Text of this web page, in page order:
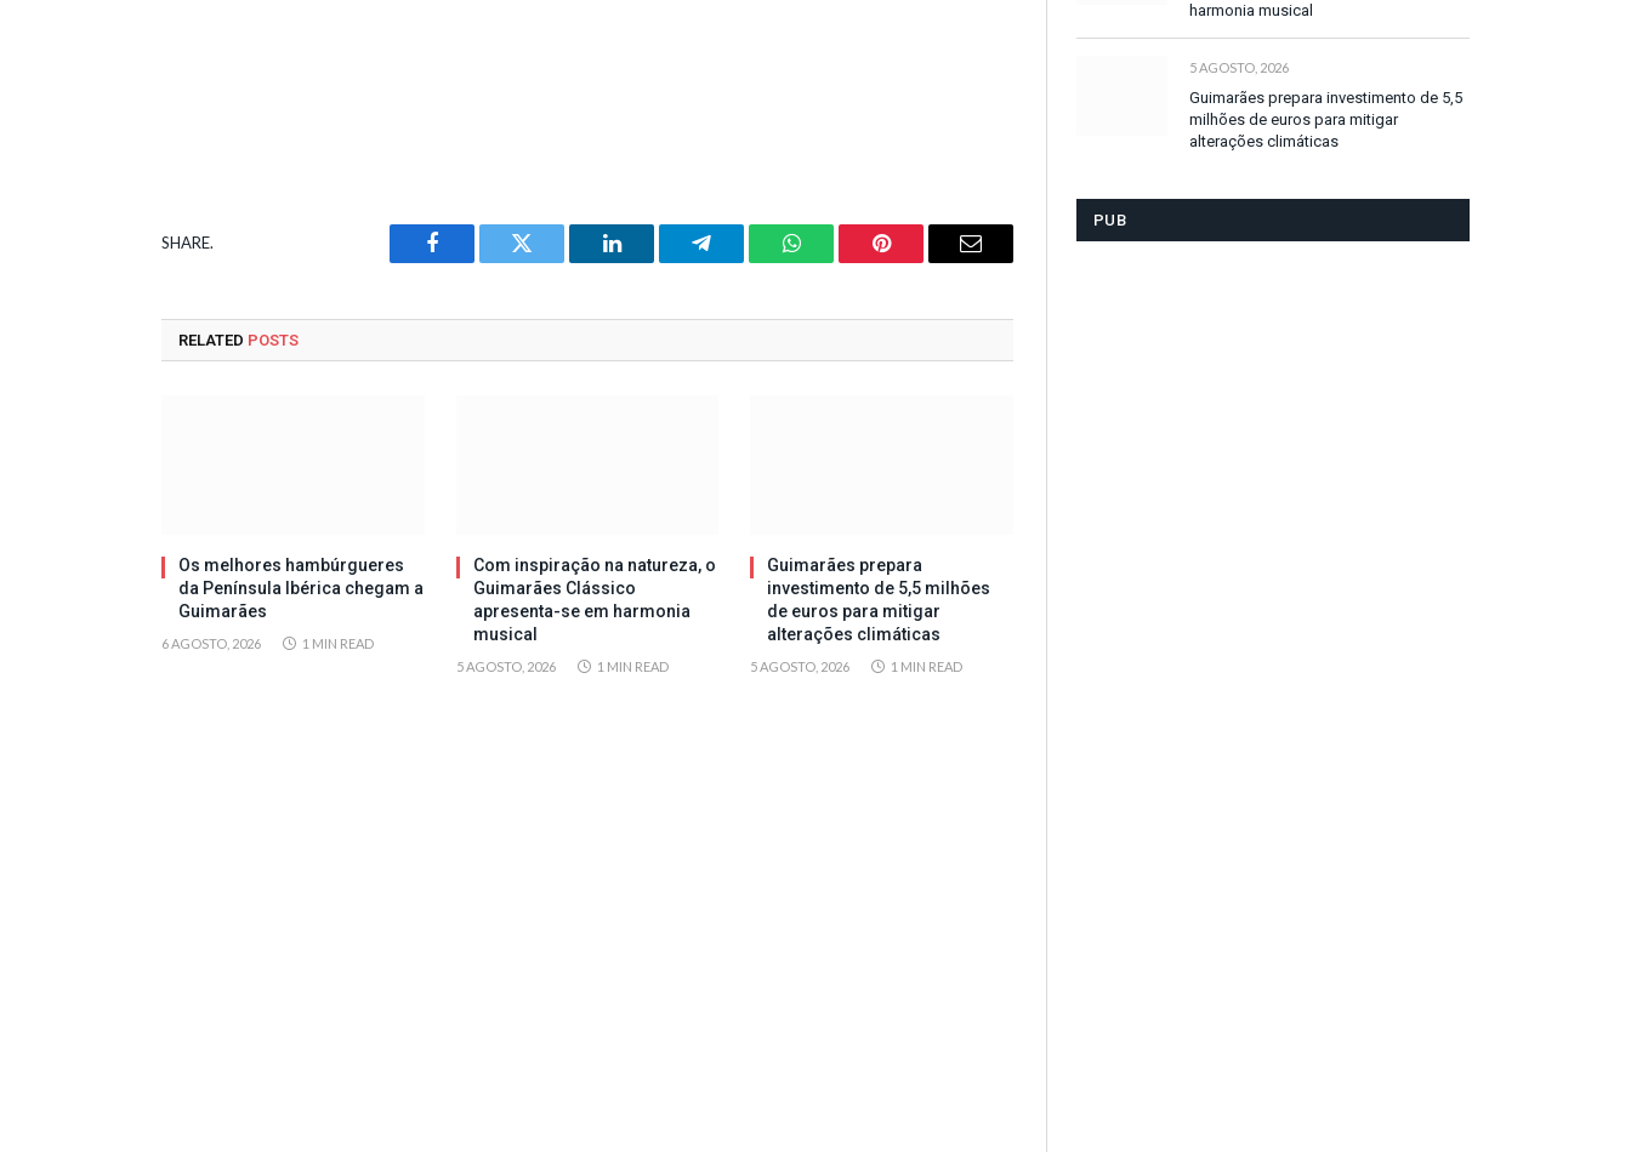
SHARE.
Facebook Twitter LinkedIn Telegram WhatsAppPinterest Email
RELATED POSTS
Os melhores hambúrgueres
da Península Ibérica chegam a
Guimarães
6 AGOSTO, 2026 1 MIN READ
Com inspiração na natureza, o
Guimarães Clássico
apresenta-se em harmonia
musical
5 AGOSTO, 2026 1 MIN READ
Guimarães prepara
investimento de 5,5 milhões
de euros para mitigar
alterações climáticas
5 AGOSTO, 2026 1 MIN READ
harmonia musical
5 AGOSTO, 2026
Guimarães prepara investimento de 5,5
milhões de euros para mitigar
alterações climáticas
PUB